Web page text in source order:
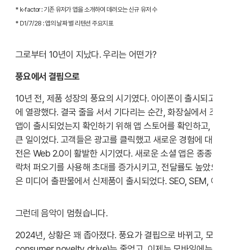
* k-factor : 기존 유저가 앱을 소개하여 데려오는 신규 유저 수
* D1/7/28 : 앱의 날짜 별 리텐션 주요지표
그로부터 10년이 지났다. 우리는 어떤가?
풍요에서 결핍으로
10년 전, 제품 성장의 풍요의 시기였다. 아이폰이 출시되고,
에 열광했다. 결국 줄을 서서 기다리는 순간, 화장실에서 조
앱이 출시되었는지 확인하기 위해 앱 스토어를 확인하고, 리
큰 일이었다. 고객들은 광고를 클릭했고 새로운 경험에 대한
전은 Web 2.0이 활발한 시기였다. 새로운 소셜 앱은 종종 사
락처 퍼오기를 사용해 초대를 증가시키고, 전달률도 높았으
은 미디어 출판물에서 신제품이 출시되었다. SEO, SEM, 이
그런데 음악이 멈췄습니다.
2024년, 상황은 꽤 좁아졌다. 풍요가 결핍으로 바뀌고, 모